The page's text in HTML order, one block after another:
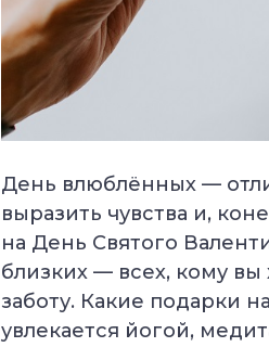
День влюблённых —
выразить чувства и,
на День Святого
близких — всех, кому вы
заботу. Какие подарки
увлекается йогой,